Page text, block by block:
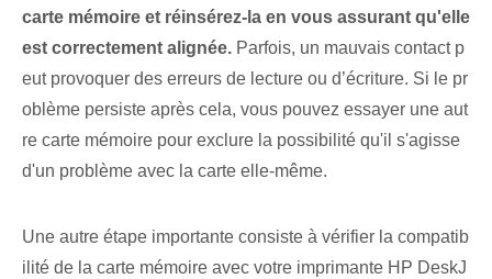
carte mémoire et⁢ réinsérez-la en vous assurant⁤ qu'elle
est correctement alignée. Parfois, un mauvais contact p
eut provoquer des erreurs de lecture ou d’écriture. Si le pr
oblème persiste après cela, vous pouvez essayer une aut
re carte mémoire pour exclure la possibilité qu'il s'agisse
d'un problème avec la carte elle-même.
Une autre étape importante consiste à vérifier la compatib
ilité de la carte mémoire avec votre imprimante HP DeskJ